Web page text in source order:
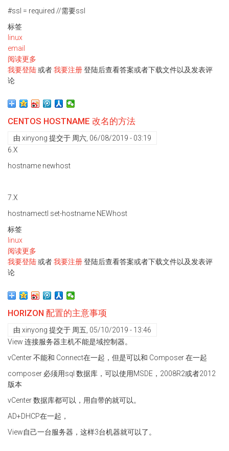
#ssl = required //需要ssl
标签
linux
email
阅读更多
于
postfix
dovecot
install
我要登陆或者我要注册登陆后查看答案或者下载文件以及发表评
论
CENTOS HOSTNAME 改名的方法
由 xinyong 提交于 周六, 06/08/2019 - 03:19
6.X
hostname newhost
7.X
hostnamectl set-hostname NEWhost
标签
linux
阅读更多
于
改
的
法
我要登陆或者我要注册登陆后查看答案或者下载文件以及发表评
论
HORIZON 配置的主意事项
由 xinyong 提交于 周五, 05/10/2019 - 13:46
View 连接服务器主机不能是域控制器。
vCenter 不能和 Connect在一起，但是可以和 Composer 在一起
composer 必须用sql 数据库，可以使用MSDE，2008R2或者2012
版本
vCenter 数据库都可以，用自带的就可以。
AD+DHCP在一起，
View自己一台服务器，这样3台机器就可以了。